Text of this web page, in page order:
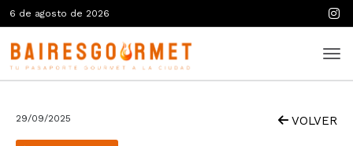
6 de agosto de 2026
29/09/2025 VOLVER